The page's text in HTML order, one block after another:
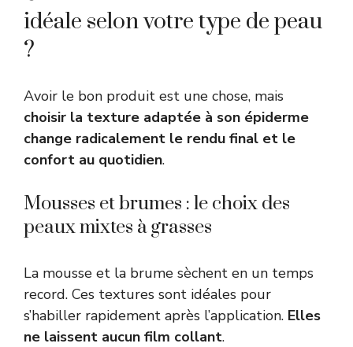
idéale selon votre type de peau
?
Avoir le bon produit est une chose, mais
choisir la texture adaptée à son épiderme
change radicalement le rendu final et le
confort au quotidien.
Mousses et brumes : le choix des
peaux mixtes à grasses
La mousse et la brume sèchent en un temps
record. Ces textures sont idéales pour
s’habiller rapidement après l’application. Elles
ne laissent aucun film collant.